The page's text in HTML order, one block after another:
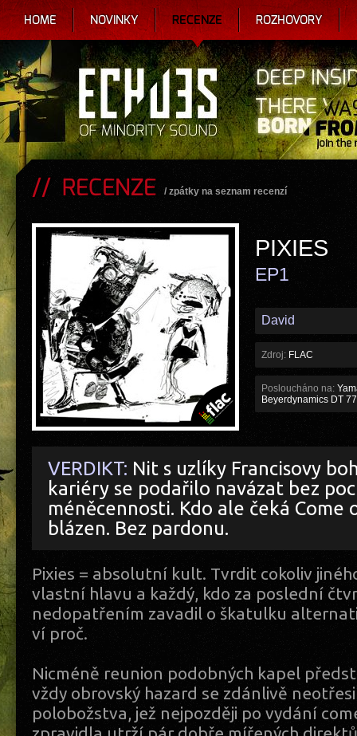
HOME NOVINKY RECENZE ROZHOVORY
RECENZE / zpátky na seznam recenzí
PIXIES
EP1
David
Zdroj: FLAC
Posloucháno na:
Beyerdynamics DT
VERDIKT: Nit s uzlíky Francisovy
kariéry se podařilo navázat bez
méněcennosti. Kdo ale čeká Come
blázen. Bez pardonu.
Pixies = absolutní kult. Tvrdit cokoliv
vlastní hlavu a každý, kdo za poslední
nedopatřením zavadil o škatulku
ví proč.
Nicméně reunion podobných kapel
vždy obrovský hazard se zdánlivě
polobožstva, jež nejpozději po vydání